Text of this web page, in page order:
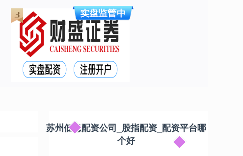
苏州低息配资公司_股指配资_配资平台哪
个好